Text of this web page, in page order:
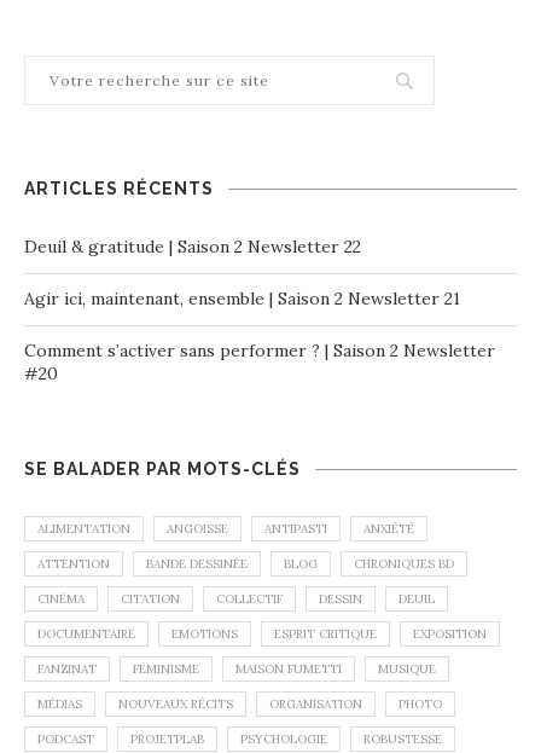
ARTICLES RÉCENTS
Deuil & gratitude | Saison 2 Newsletter 22
Agir ici, maintenant, ensemble | Saison 2 Newsletter 21
Comment s’activer sans performer ? | Saison 2 Newsletter
#20
SE BALADER PAR MOTS-CLÉS
ALIMENTATION ANGOISSE ANTIPASTI ANXIÉTÉ
ATTENTION BANDE DESSINÉE BLOG CHRONIQUES BD
CINÉMA CITATION COLLECTIF DESSIN DEUIL
DOCUMENTAIRE EMOTIONS ESPRIT CRITIQUE EXPOSITION
FANZINAT FÉMINISME MAISON FUMETTI MUSIQUE
MÉDIAS NOUVEAUX RÉCITS ORGANISATION PHOTO
PODCAST PROJETPLAB PSYCHOLOGIE ROBUSTESSE